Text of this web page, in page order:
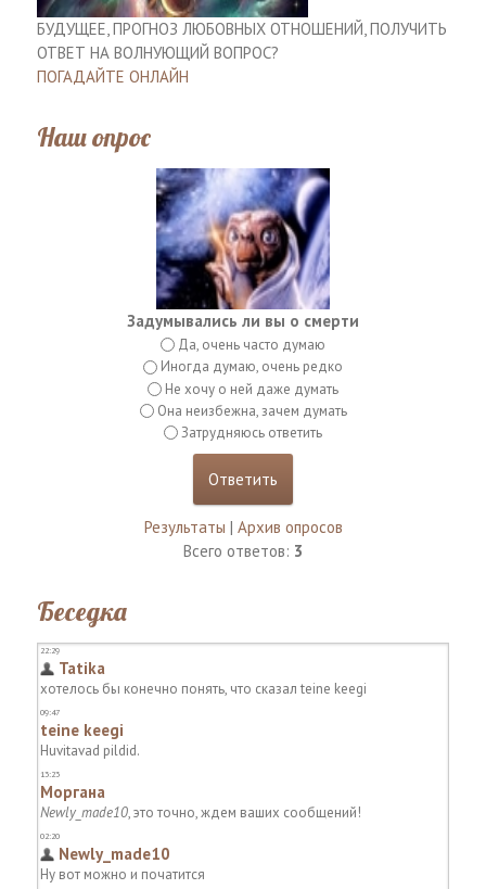
БУДУЩЕЕ, ПРОГНОЗ ЛЮБОВНЫХ ОТНОШЕНИЙ, ПОЛУЧИТЬ
ОТВЕТ НА ВОЛНУЮЩИЙ ВОПРОС?
ПОГАДАЙТЕ ОНЛАЙН
Наш опрос
Задумывались ли вы о смерти
Да, очень часто думаю
Иногда думаю, очень редко
Не хочу о ней даже думать
Она неизбежна, зачем думать
Затрудняюсь ответить
Результаты | Архив опросов
Всего ответов: 3
Беседка